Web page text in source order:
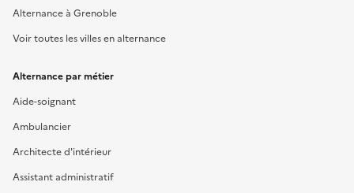
Alternance à Grenoble
Voir toutes les villes en alternance
Alternance par métier
Aide-soignant
Ambulancier
Architecte d'intérieur
Assistant administratif